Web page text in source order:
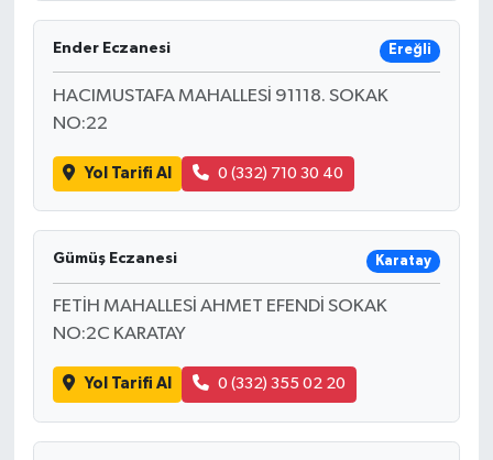
Ender Eczanesi Ereğli
HACIMUSTAFA MAHALLESİ 91118. SOKAK
NO:22
Yol Tarifi Al 0 (332) 710 30 40
Gümüş Eczanesi Karatay
FETİH MAHALLESİ AHMET EFENDİ SOKAK
NO:2C KARATAY
Yol Tarifi Al 0 (332) 355 02 20